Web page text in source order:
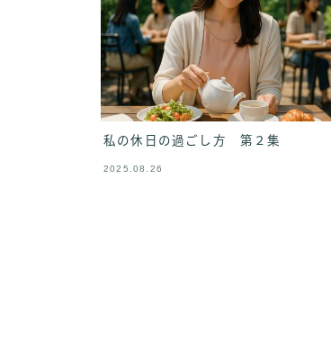
私の休日の過ごし方 第２集
2025.08.26